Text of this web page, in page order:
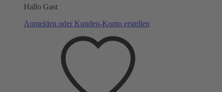
Hallo Gast
Anmelden oder Kunden-Konto erstellen